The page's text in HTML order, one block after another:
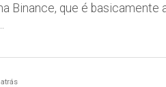
Binance, que é basicamente